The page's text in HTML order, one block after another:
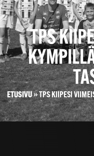
TPS
ETUSIVU»TPS KIIPESI